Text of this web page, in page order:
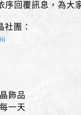
序回覆訊息，為大
團：
飾品
一天